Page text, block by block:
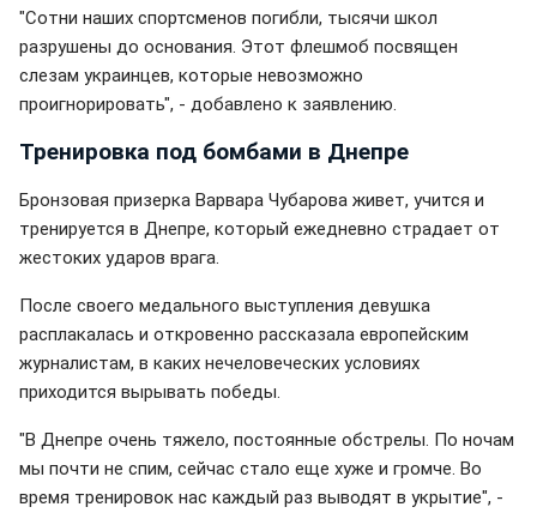
"Сотни наших спортсменов погибли, тысячи школ
разрушены до основания. Этот флешмоб посвящен
слезам украинцев, которые невозможно
проигнорировать", - добавлено к заявлению.
Тренировка под бомбами в Днепре
Бронзовая призерка Варвара Чубарова живет, учится и
тренируется в Днепре, который ежедневно страдает от
жестоких ударов врага.
После своего медального выступления девушка
расплакалась и откровенно рассказала европейским
журналистам, в каких нечеловеческих условиях
приходится вырывать победы.
"В Днепре очень тяжело, постоянные обстрелы. По ночам
мы почти не спим, сейчас стало еще хуже и громче. Во
время тренировок нас каждый раз выводят в укрытие", -